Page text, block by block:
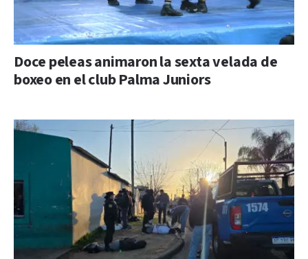
Doce peleas animaron la sexta velada de
boxeo en el club Palma Juniors